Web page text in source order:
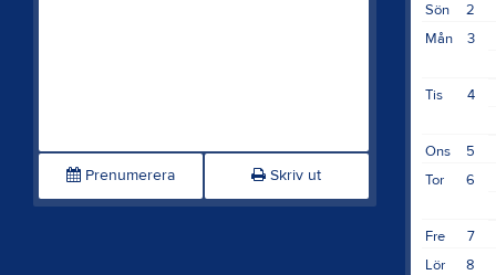
Prenumerera Skriv ut
2
Sön
3
Mån
4
Tis
5
Ons
6
Tor
7
Fre
8
Lör